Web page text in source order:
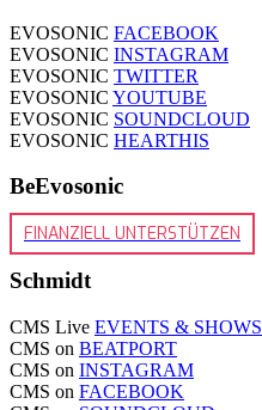
EVOSONIC FACEBOOK
EVOSONIC INSTAGRAM
EVOSONIC TWITTER
EVOSONIC YOUTUBE
EVOSONIC SOUNDCLOUD
EVOSONIC HEARTHIS
BeEvosonic
FINANZIELL UNTERSTÜTZEN
Schmidt
CMS Live EVENTS & SHOWS
CMS on BEATPORT
CMS on INSTAGRAM
CMS on FACEBOOK